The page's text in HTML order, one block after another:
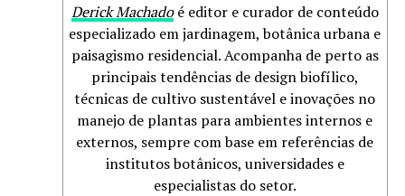
Derick Machadoé editor e curador de conteúdo
especializado em jardinagem, botânica urbana e
paisagismo residencial. Acompanha de perto as
principais tendências de design biofílico,
técnicas de cultivo sustentável e inovações no
manejo de plantas para ambientes internos e
externos, sempre com base em referências de
institutos botânicos, universidades e
especialistas do setor.